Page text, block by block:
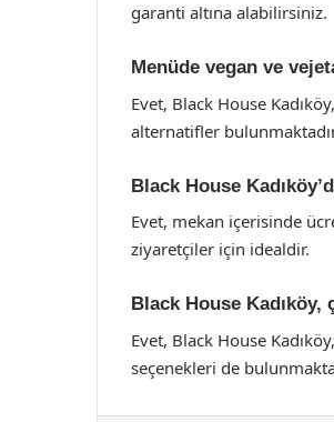
garanti altına alabilirsiniz.
Menüde vegan ve
Evet, Black House
alternatifler
Black House
Evet, mekan içerisinde
ziyaretçiler için idealdir.
Black House Kadıköy,
Evet, Black House
seçenekleri de